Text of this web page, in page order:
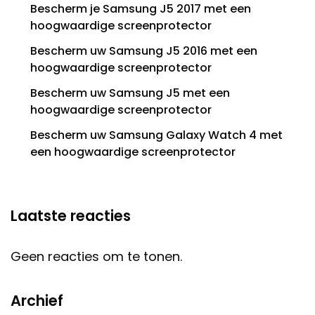
Bescherm je Samsung J5 2017 met een
hoogwaardige screenprotector
Bescherm uw Samsung J5 2016 met een
hoogwaardige screenprotector
Bescherm uw Samsung J5 met een
hoogwaardige screenprotector
Bescherm uw Samsung Galaxy Watch 4 met
een hoogwaardige screenprotector
Laatste reacties
Geen reacties om te tonen.
Archief